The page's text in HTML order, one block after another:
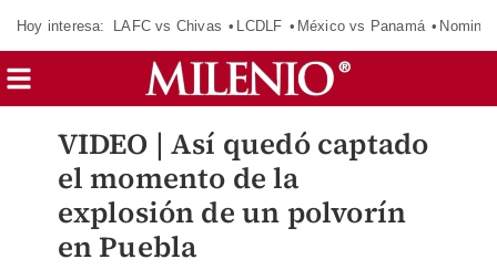
Hoy interesa: LAFC vs Chivas LCDLF México vs Panamá
VIDEO | Así quedó captado
el momento de la
explosión de un polvorín
en Puebla